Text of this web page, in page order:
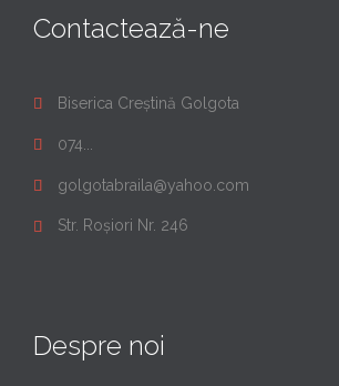
Contactează-ne
 Biserica Creștină Golgota
 074...
 golgotabraila@yahoo.com
 Str. Roșiori Nr. 246
Despre noi